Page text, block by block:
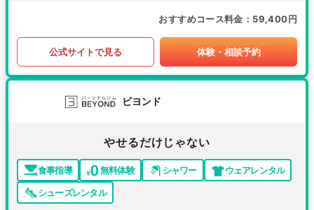
おすすめコース料金 59,400円
公式サイトで見る 体験・相談予約
ビヨンド
やせるだけじゃない
食事指導 無料体験 シャワー
ウェアレンタル
シューズレンタル